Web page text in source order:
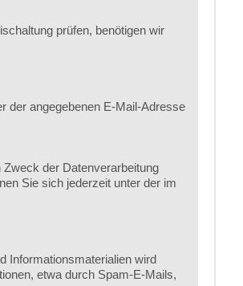
prüfen, benötigen wir
der angegebenen E-Mail-Adresse
der Datenverarbeitung
Sie sich jederzeit unter der im
Informationsmaterialien wird
etwa durch Spam-E-Mails,